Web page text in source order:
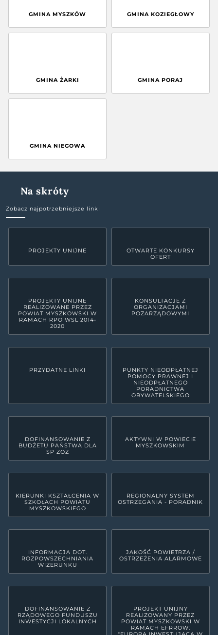
GMINA MYSZKÓW GMINA KOZIEGŁOWY
GMINA ŻARKI GMINA PORAJ
GMINA NIEGOWA
Na skróty
Zobacz najpotrzebniejsze linki
PROJEKTY UNIJNE
OTWARTE KONKURSY
OFERT
PROJEKTY UNIJNE
REALIZOWANE PRZEZ
POWIAT MYSZKOWSKI W
RAMACH RPO WSL 2014-
2020
KONSULTACJE Z
ORGANIZACJAMI
POZARZĄDOWYMI
PRZYDATNE LINKI
PUNKTY NIEODPŁATNEJ
POMOCY PRAWNEJ I
NIEODPŁATNEGO
PORADNICTWA
OBYWATELSKIEGO
DOFINANSOWANIE Z
BUDŻETU PAŃSTWA DLA
SP ZOZ
AKTYWNI W POWIECIE
MYSZKOWSKIM
KIERUNKI KSZTAŁCENIA W
SZKOŁACH POWIATU
MYSZKOWSKIEGO
REGIONALNY SYSTEM
OSTRZEGANIA - PORADNIK
INFORMACJA DOT.
ROZPOWSZECHNIANIA
WIZERUNKU
JAKOŚĆ POWIETRZA /
OSTRZEŻENIA ALARMOWE
DOFINANSOWANIE Z
RZĄDOWEGO FUNDUSZU
INWESTYCJI LOKALNYCH
PROJEKT UNIJNY
REALIZOWANY PRZEZ
POWIAT MYSZKOWSKI W
RAMACH EFRROW: